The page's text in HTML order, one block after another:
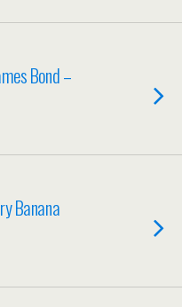
Bond –
Banana